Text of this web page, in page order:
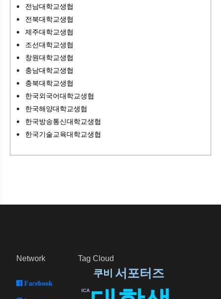
전남대학교생협
전북대학교생협
제주대학교생협
조선대학교생협
창원대학교생협
충남대학교생협
충북대학교생협
한국외국어대학교생협
한국해양대학교생협
한국방송통신대학교생협
한국기술교육대학교생협
Network
Facebook
Tag Cloud
서포터즈
쿠비
ICA